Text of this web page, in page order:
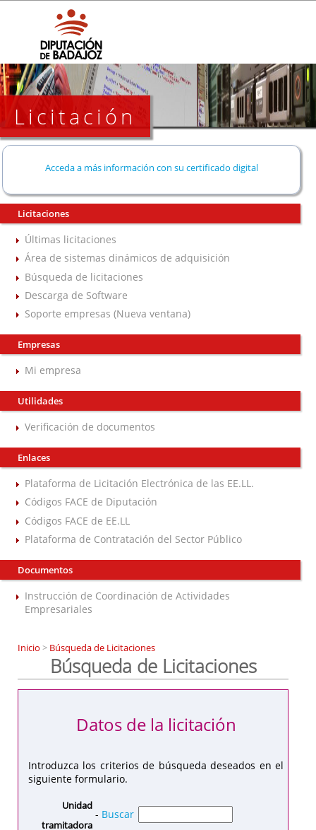
Licitación
Acceda a más información con su certificado digital
Licitaciones
Últimas licitaciones
Área de sistemas dinámicos de adquisición
Búsqueda de licitaciones
Descarga de Software
Soporte empresas (Nueva ventana)
Empresas
Mi empresa
Utilidades
Verificación de documentos
Enlaces
Plataforma de Licitación Electrónica de las EE.LL.
Códigos FACE de Diputación
Códigos FACE de EE.LL
Plataforma de Contratación del Sector Público
Documentos
Instrucción de Coordinación de Actividades
Empresariales
Inicio > Búsqueda de Licitaciones
Búsqueda de Licitaciones
Introduzca los criterios de búsqueda deseados en el
siguiente formulario.
Datos de la licitación
Unidad
tramitadora
- Buscar